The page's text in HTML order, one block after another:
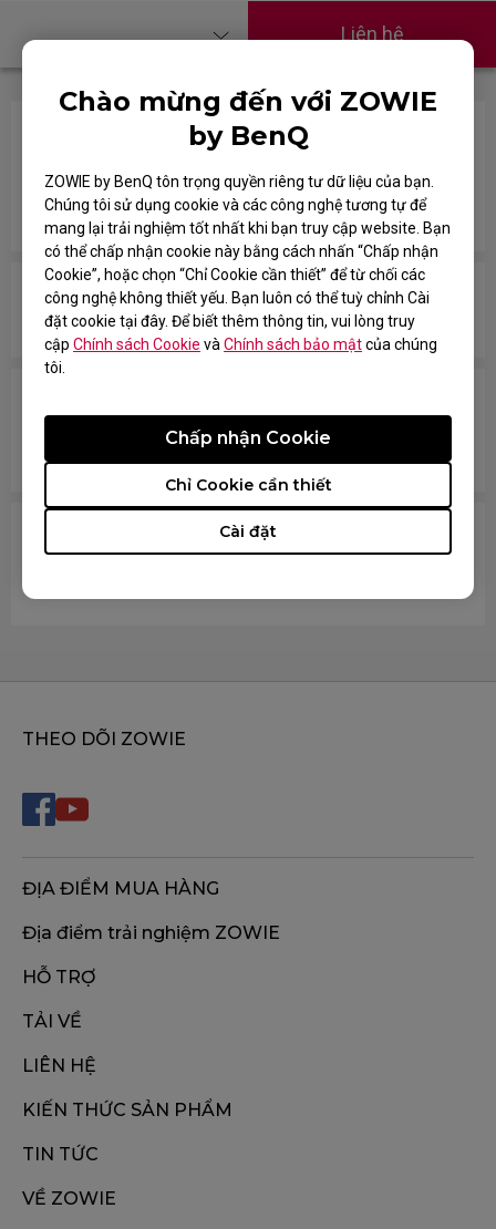
Chào mừng đến với ZOWIE
by BenQ
ZOWIE by BenQ tôn trọng quyền riêng tư dữ liệu của bạn.
Chúng tôi sử dụng cookie và các công nghệ tương tự để
mang lại trải nghiệm tốt nhất khi bạn truy cập website. Bạn
có thể chấp nhận cookie này bằng cách nhấn “Chấp nhận
Cookie”, hoặc chọn “Chỉ Cookie cần thiết” để từ chối các
công nghệ không thiết yếu. Bạn luôn có thể tuỳ chỉnh Cài
đặt cookie tại đây. Để biết thêm thông tin, vui lòng truy
cập Chính sách Cookie và Chính sách bảo mậtcủa chúng
tôi.
Cài đặt
Chỉ Cookie cần thiết
Chấp nhận Cookie
Liên hệ
Chuột hoạt động không ổn định. Khi tác động lực
và vấn đề dường như giảm bớt ở cài đặt DPI cao
hơn.
Bánh xe LED chuyển màu ngẫu nhiên mà không
cần nhấn hoặc thay đổi cài đặt DPI.
nhanh bằng con lăn chuột, thao tác cuộn không
được ghi nhận.
Chuột thỉnh thoảng ngừng theo dõi, đôi khi bị ngắt
kết nối và đèn LED tắt. Tôi phải cắm lại chuột. Làm
THEO DÕI ZOWIE
ĐỊA ĐIỂM MUA HÀNG
Địa điểm trải nghiệm ZOWIE
HỖ TRỢ
TẢI VỀ
LIÊN HỆ
KIẾN THỨC SẢN PHẨM
TIN TỨC
VỀ ZOWIE